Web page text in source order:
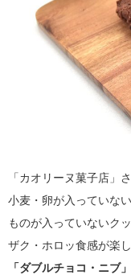
「カオリーヌ菓子店」
小麦・卵が入っていな
ものが入っていないク
ザク・ホロッ食感が楽
「ダブルチョコ・ニブ